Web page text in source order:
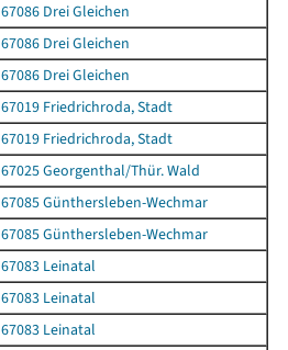
67086 Drei Gleichen
67086 Drei Gleichen
67086 Drei Gleichen
67019 Friedrichroda, Stadt
67019 Friedrichroda, Stadt
67025 Georgenthal/Thür. Wald
67085 Günthersleben-Wechmar
67085 Günthersleben-Wechmar
67083 Leinatal
67083 Leinatal
67083 Leinatal